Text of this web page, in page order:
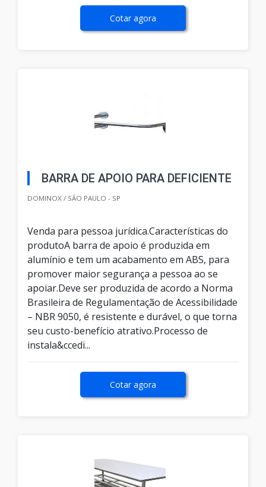
Cotar agora
BARRA DE APOIO PARA DEFICIENTE
DOMINOX / SÃO PAULO - SP
Venda para pessoa jurídica.Características do
produtoA barra de apoio é produzida em
alumínio e tem um acabamento em ABS, para
promover maior segurança a pessoa ao se
apoiar.Deve ser produzida de acordo a Norma
Brasileira de Regulamentação de Acessibilidade
– NBR 9050, é resistente e durável, o que torna
seu custo-benefício atrativo.Processo de
instala&ccedi...
Cotar agora